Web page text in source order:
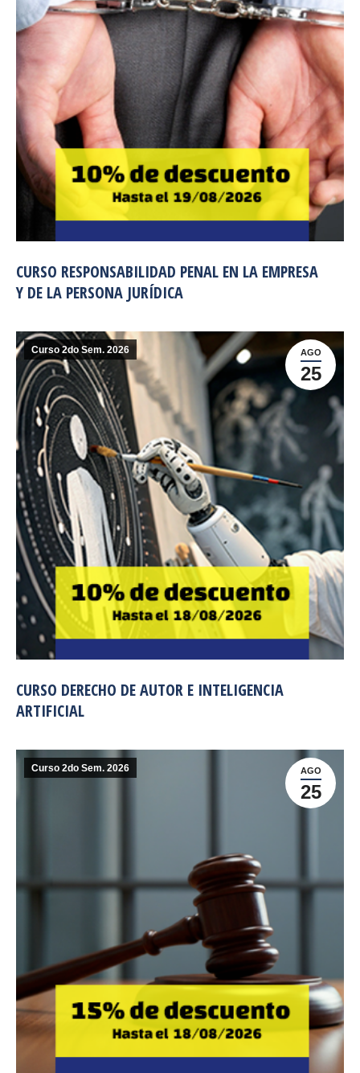
CURSO RESPONSABILIDAD PENAL EN LA EMPRESA
Y DE LA PERSONA JURÍDICA
AGO
25
Curso 2do Sem. 2026
CURSO DERECHO DE AUTOR E INTELIGENCIA
ARTIFICIAL
AGO
25
Curso 2do Sem. 2026